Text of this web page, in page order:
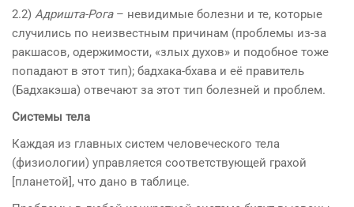
2.2) Адришта-Рога– невидимые болезни и те, которые
случились по неизвестным причинам (проблемы из-за
ракшасов, одержимости, «злых духов» и подобное тоже
попадают в этот тип); бадхака-бхава и её правитель
(Бадхакэша) отвечают за этот тип болезней и проблем.
Системы тела
Каждая из главных систем человеческого тела
(физиологии) управляется соответствующей грахой
[планетой], что дано в таблице.